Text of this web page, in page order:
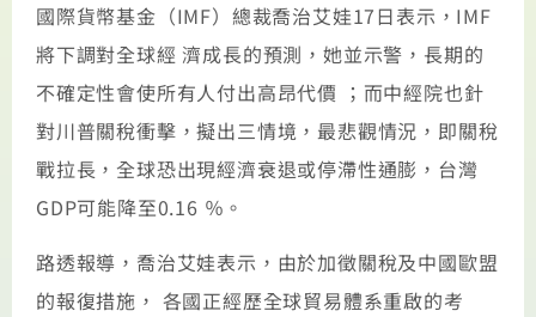
國際貨幣基金（IMF）總裁喬治艾娃17日表示，IMF
將下調對全球經 濟成長的預測，她並示警，長期的
不確定性會使所有人付出高昂代價 ；而中經院也針
對川普關稅衝擊，擬出三情境，最悲觀情況，即關稅
戰拉長，全球恐出現經濟衰退或停滯性通膨，台灣
GDP可能降至0.16 ％。
路透報導，喬治艾娃表示，由於加徵關稅及中國歐盟
的報復措施， 各國正經歷全球貿易體系重啟的考